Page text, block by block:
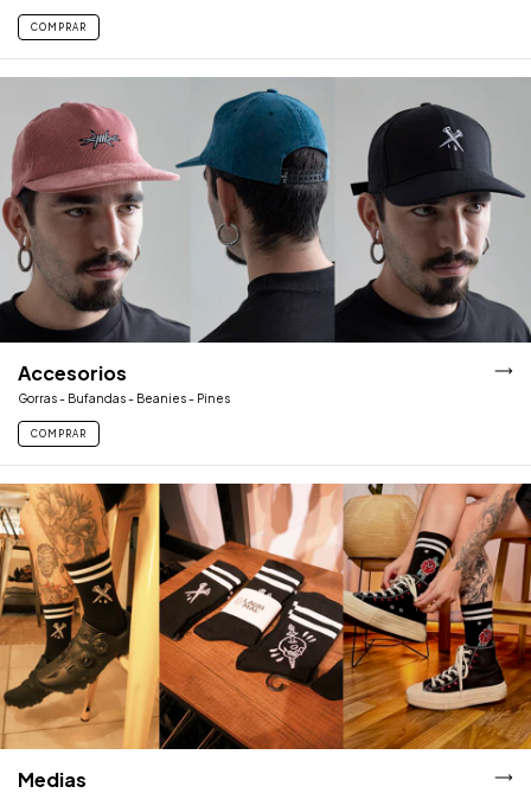
COMPRAR
Accesorios
Gorras - Bufandas - Beanies - Pines
COMPRAR
Medias